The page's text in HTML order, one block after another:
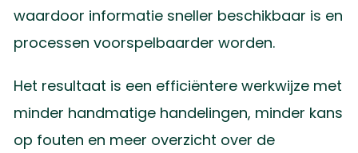
waardoor informatie sneller beschikbaar is en
processen voorspelbaarder worden.
Het resultaat is een efficiëntere werkwijze met
minder handmatige handelingen, minder kans
op fouten en meer overzicht over de